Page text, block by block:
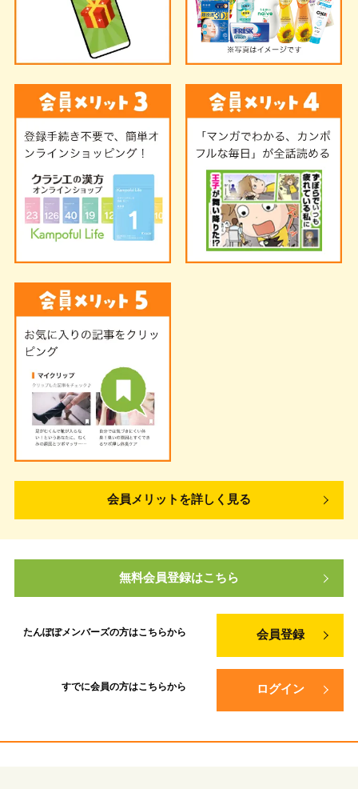
会員メリットを詳しく見る
無料会員登録はこちら
たんぽぽメンバーズの方はこちらから 会員登録
すでに会員の方はこちらから ログイン